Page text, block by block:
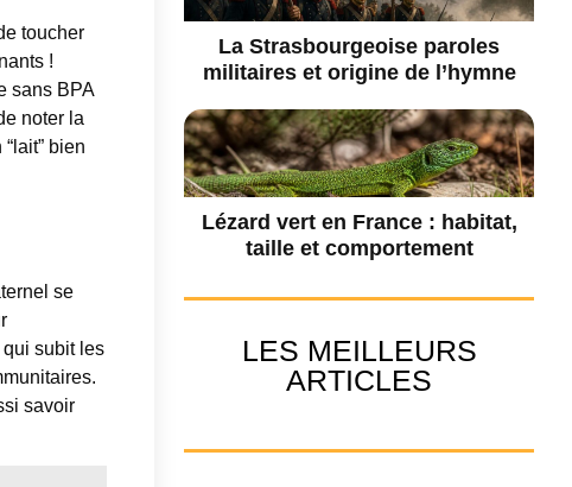
toucher
!
sans BPA
noter la
bien
se
qui subit les
savoir
La Strasbourgeoise paroles
militaires et origine de l’hymne
Lézard vert en France : habitat,
taille et comportement
LES MEILLEURS
ARTICLES